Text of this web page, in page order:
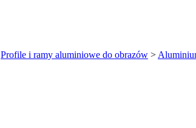
Profile i ramy aluminiowe do obrazów >